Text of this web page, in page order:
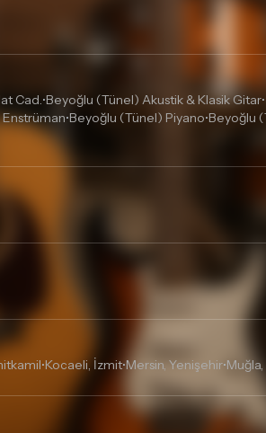
Cad.•Beyoğlu (Tünel) Akustik & Klasik Gitar•
•Beyoğlu (Tünel) Piyano•Beyoğlu
•Kocaeli, İzmit•Mersin, Yenişehir•